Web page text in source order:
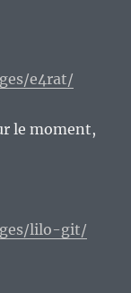
e4rat/
le moment,
lilo-git/